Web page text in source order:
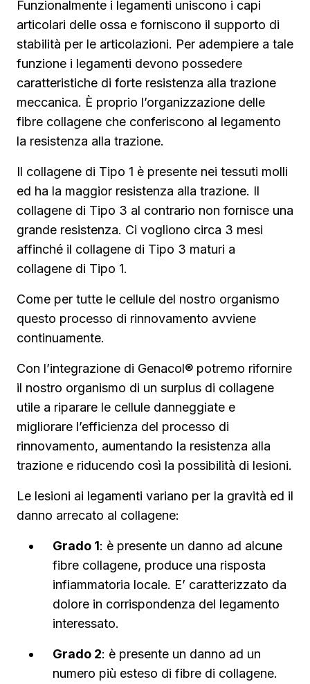
Funzionalmente i legamenti uniscono i capi
articolari delle ossa e forniscono il supporto di
stabilità per le articolazioni. Per adempiere a tale
funzione i legamenti devono possedere
caratteristiche di forte resistenza alla trazione
meccanica. È proprio l’organizzazione delle
fibre collagene che conferiscono al legamento
la resistenza alla trazione.
Il collagene di Tipo 1 è presente nei tessuti molli
ed ha la maggior resistenza alla trazione. Il
collagene di Tipo 3 al contrario non fornisce una
grande resistenza. Ci vogliono circa 3 mesi
affinché il collagene di Tipo 3 maturi a
collagene di Tipo 1.
Come per tutte le cellule del nostro organismo
questo processo di rinnovamento avviene
continuamente.
Con l’integrazione di Genacol® potremo rifornire
il nostro organismo di un surplus di collagene
utile a riparare le cellule danneggiate e
migliorare l’efficienza del processo di
rinnovamento, aumentando la resistenza alla
trazione e riducendo così la possibilità di lesioni.
Le lesioni ai legamenti variano per la gravità ed il
danno arrecato al collagene:
Grado 1: è presente un danno ad alcune
fibre collagene, produce una risposta
infiammatoria locale. E’ caratterizzato da
dolore in corrispondenza del legamento
interessato.
Grado 2: è presente un danno ad un
numero più esteso di fibre di collagene.